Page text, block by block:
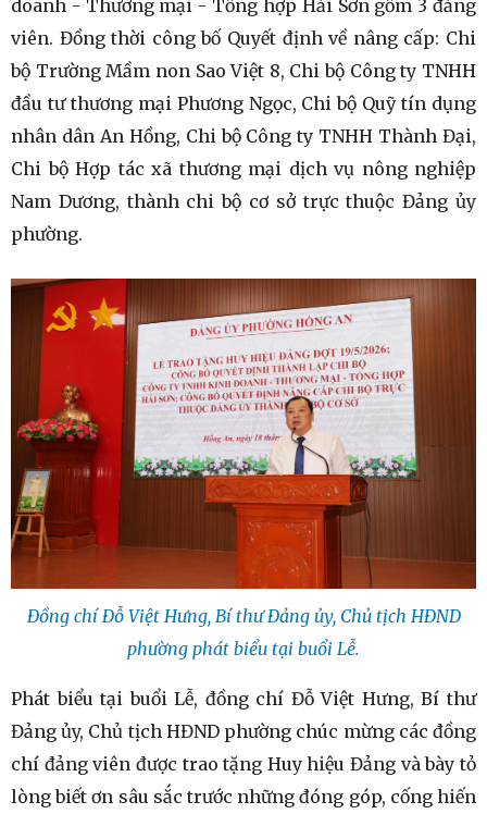
doanh - Thương mại - Tổng hợp Hải Sơn gồm 3 đảng
viên. Đồng thời công bố Quyết định về nâng cấp: Chi
bộ Trường Mầm non Sao Việt 8, Chi bộ Công ty TNHH
đầu tư thương mại Phương Ngọc, Chi bộ Quỹ tín dụng
nhân dân An Hồng, Chi bộ Công ty TNHH Thành Đại,
Chi bộ Hợp tác xã thương mại dịch vụ nông nghiệp
Nam Dương, thành chi bộ cơ sở trực thuộc Đảng ủy
phường.
Đồng chí Đỗ Việt Hưng, Bí thư Đảng ủy, Chủ tịch HĐND
phường phát biểu tại buổi Lễ.
Phát biểu tại buổi Lễ, đồng chí Đỗ Việt Hưng, Bí thư
Đảng ủy, Chủ tịch HĐND phường chúc mừng các đồng
chí đảng viên được trao tặng Huy hiệu Đảng và bày tỏ
lòng biết ơn sâu sắc trước những đóng góp, cống hiến